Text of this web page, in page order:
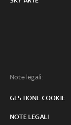
Note legali:
GESTIONE COOKIE
NOTE LEGALI